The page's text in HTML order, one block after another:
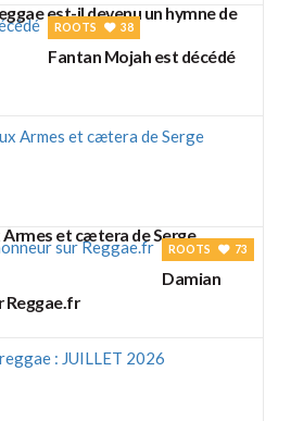
est-il devenu un hymne de
ROOTS 38
Fantan Mojah est décédé
Armes et cætera de Serge
ROOTS 73
Damian
Reggae.fr